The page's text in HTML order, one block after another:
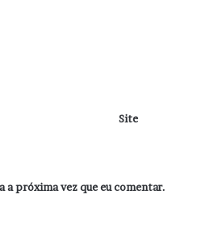
Site
a próxima vez que eu comentar.